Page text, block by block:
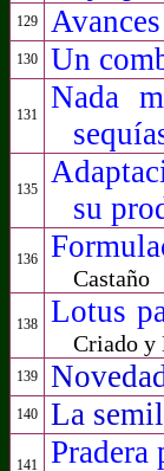
129
130 Un
131
Nada
135
su
136
Castaño
138 Lotus
Criado y
139
140 La
141 Pradera